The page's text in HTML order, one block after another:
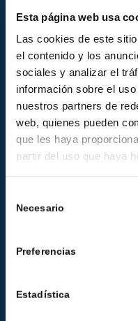
Esta página web usa
Las cookies de este
el contenido y los
sociales y analizar el
información sobre el
nuestros partners de
web, quienes pueden
que les haya
partir del uso que haya
Necesario
Preferencias
Estadística